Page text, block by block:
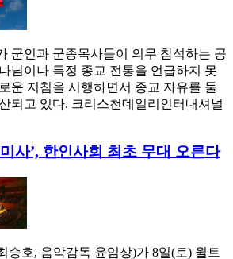
군인과 군종목사들이 의무 참석하는 공
님이나 특정 종교 전통을 언급하지 못
운 지침을 시행하면서 종교 자유를 둘
되고 있다. 크리스천데일리인터내셔널
사’, 한인사회 최초 무대 오른다
승호, 음악감독 윤임상)가 8일(토) 월트